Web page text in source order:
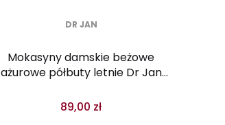
DR JAN
Mokasyny damskie beżowe
ażurowe półbuty letnie Dr Jan
89,00 zł